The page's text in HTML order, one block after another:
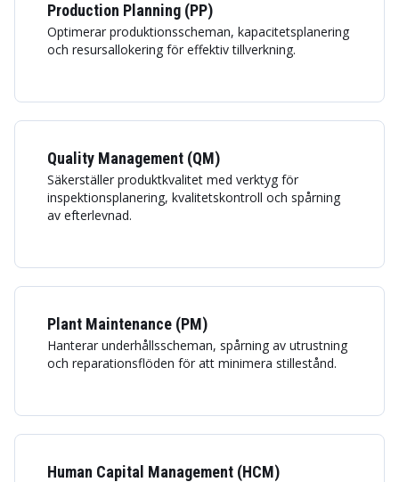
Production Planning (PP)
Optimerar produktionsscheman, kapacitetsplanering
och resursallokering för effektiv tillverkning.
Quality Management (QM)
Säkerställer produktkvalitet med verktyg för
inspektionsplanering, kvalitetskontroll och spårning
av efterlevnad.
Plant Maintenance (PM)
Hanterar underhållsscheman, spårning av utrustning
och reparationsflöden för att minimera stillestånd.
Human Capital Management (HCM)